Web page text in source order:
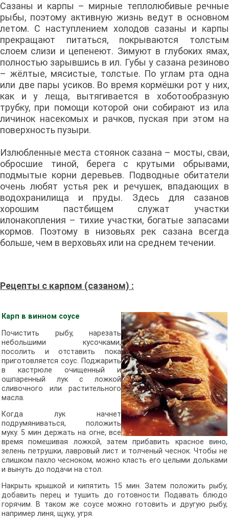
Сазаны и карпы – мирные теплолюбивые речные
рыбы, поэтому активную жизнь ведут в основном
летом. С наступлением холодов сазаны и карпы
прекращают питаться, покрываются толстым
слоем слизи и цепенеют. Зимуют в глубоких ямах,
полностью зарывшись в ил. Губы у сазана резиново
– жёлтые, мясистые, толстые. По углам рта одна
или две пары усиков. Во время кормёшки рот у них,
как и у леща, вытягивается в хоботообразную
трубку, при помощи которой они собирают из ила
личинок насекомых и рачков, пуская при этом на
поверхность пузыри.
Излюбленные места стоянок сазана – мосты, сваи,
обросшие тиной, берега с крутыми обрывами,
подмытые корни деревьев. Подводные обитатели
очень любят устья рек и речушек, впадающих в
водохранилища и пруды. Здесь для сазанов
хорошим пастбищем служат участки
илонакопления – тихие участки, богатые запасами
кормов. Поэтому в низовьях рек сазана всегда
больше, чем в верховьях или на среднем течении.
Рецепты с карпом (сазаном) :
Карп в винном соусе
Почистить рыбу, нарезать
небольшими кусочками,
посолить и отставить пока
приготовляется соус. Поджарить
в кастрюле очищенный и
ошпаренный лук с ложкой
сливочного или растительного
масла.
Когда лук начнет
подрумяниваться, положить
муку. 5 мин держать на огне, все
время помешивая ложкой, затем прибавить красное вино,
зелень петрушки, лавровый лист и толченый чеснок. Чтобы не
слишком пахло чесноком, можно класть его целыми дольками
и вынуть до подачи на стол.
Накрыть крышкой и кипятить 15 мин. Затем положить рыбу,
добавить перец и тушить до готовности. Подавать блюдо
горячим. В таком же соусе можно готовить и другую рыбу,
например линя, щуку, угря.